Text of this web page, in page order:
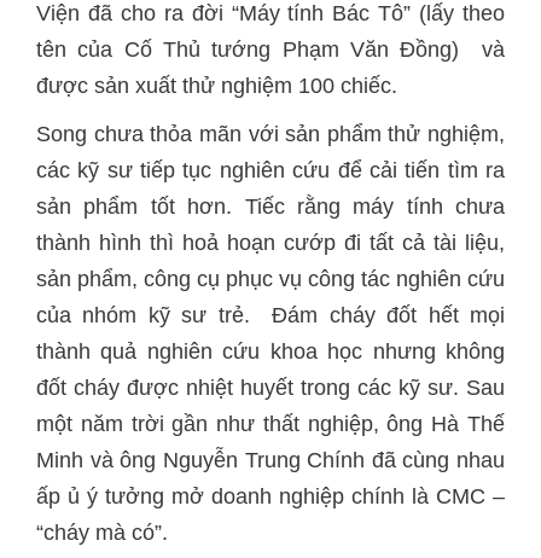
Viện đã cho ra đời “Máy tính Bác Tô” (lấy theo
tên của Cố Thủ tướng Phạm Văn Đồng) và
được sản xuất thử nghiệm 100 chiếc.
Song chưa thỏa mãn với sản phẩm thử nghiệm,
các kỹ sư tiếp tục nghiên cứu để cải tiến tìm ra
sản phẩm tốt hơn. Tiếc rằng máy tính chưa
thành hình thì hoả hoạn cướp đi tất cả tài liệu,
sản phẩm, công cụ phục vụ công tác nghiên cứu
của nhóm kỹ sư trẻ. Đám cháy đốt hết mọi
thành quả nghiên cứu khoa học nhưng không
đốt cháy được nhiệt huyết trong các kỹ sư. Sau
một năm trời gần như thất nghiệp, ông Hà Thế
Minh và ông Nguyễn Trung Chính đã cùng nhau
ấp ủ ý tưởng mở doanh nghiệp chính là CMC –
“cháy mà có”.